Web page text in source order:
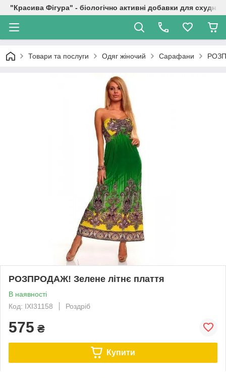
"Красива Фігура" - біологічно активні добавки для
Товари та послуги Одяг жіночий Сарафани
РОЗПРОДАЖ! Зелене літнє плаття
В наявності
Код: IXI31158
Роздріб
575 ₴
Купити